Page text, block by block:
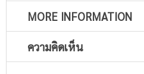
MORE INFORMATION
ความคิดเห็น